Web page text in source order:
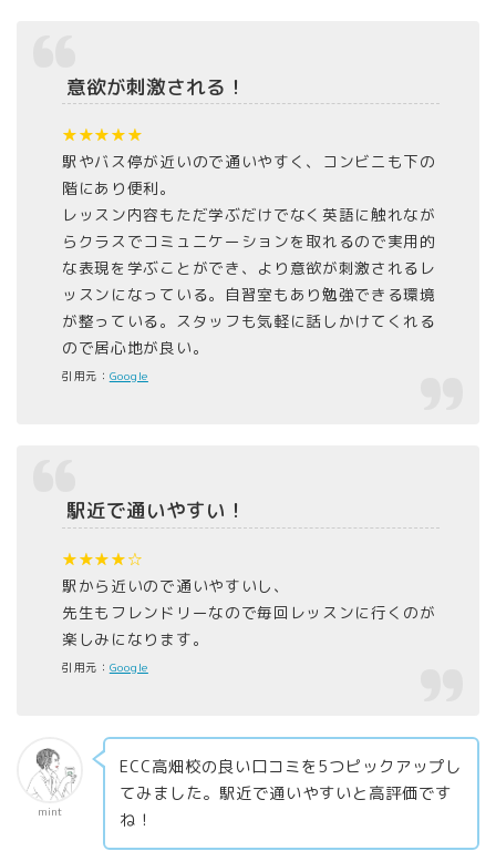
意欲が刺激される！
★★★★★
駅やバス停が近いので通いやすく、コンビニも下の
階にあり便利。
レッスン内容もただ学ぶだけでなく英語に触れなが
らクラスでコミュニケーションを取れるので実用的
な表現を学ぶことができ、より意欲が刺激されるレ
ッスンになっている。自習室もあり勉強できる環境
が整っている。スタッフも気軽に話しかけてくれる
ので居心地が良い。
引用元： Google
駅近で通いやすい！
★★★★☆
駅から近いので通いやすいし、
先生もフレンドリーなので毎回レッスンに行くのが
楽しみになります。
引用元： Google
mint
ECC高畑校の良い口コミを5つピックアップし
てみました。駅近で通いやすいと高評価です
ね！